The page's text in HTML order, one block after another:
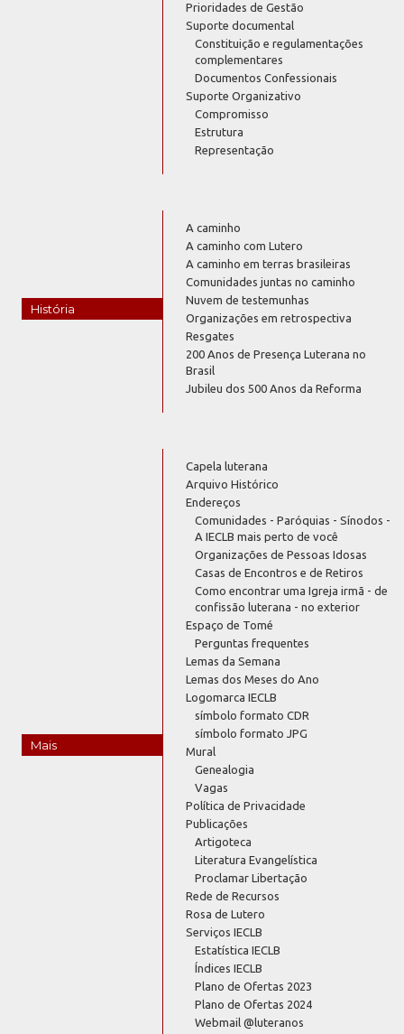
Prioridades de Gestão
Suporte documental
Constituição e regulamentações
complementares
Documentos Confessionais
Suporte Organizativo
Compromisso
Estrutura
Representação
História
A caminho
A caminho com Lutero
A caminho em terras brasileiras
Comunidades juntas no caminho
Nuvem de testemunhas
Organizações em retrospectiva
Resgates
200 Anos de Presença Luterana no
Brasil
Jubileu dos 500 Anos da Reforma
Mais
Capela luterana
Arquivo Histórico
Endereços
Comunidades - Paróquias - Sínodos -
A IECLB mais perto de você
Organizações de Pessoas Idosas
Casas de Encontros e de Retiros
Como encontrar uma Igreja irmã - de
confissão luterana - no exterior
Espaço de Tomé
Perguntas frequentes
Lemas da Semana
Lemas dos Meses do Ano
Logomarca IECLB
símbolo formato CDR
símbolo formato JPG
Mural
Genealogia
Vagas
Política de Privacidade
Publicações
Artigoteca
Literatura Evangelística
Proclamar Libertação
Rede de Recursos
Rosa de Lutero
Serviços IECLB
Estatística IECLB
Índices IECLB
Plano de Ofertas 2023
Plano de Ofertas 2024
Webmail @luteranos